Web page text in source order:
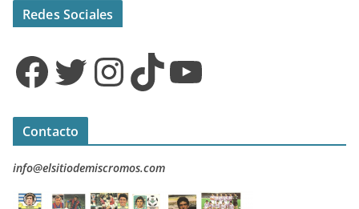
Redes Sociales
Facebook Twitter InstagramTikTok YouTube
Contacto
info@elsitiodemiscromos.com